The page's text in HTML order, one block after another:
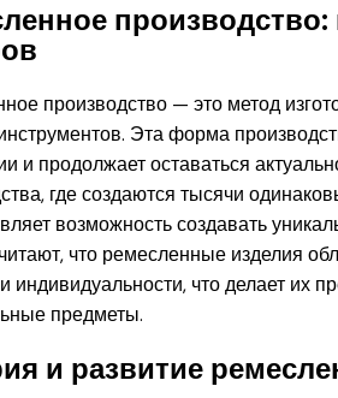
производство — это метод
Эта форма
и продолжает оставаться
где создаются тысячи
возможность создавать
что ремесленные изделия
индивидуальности, что делает их
предметы.
и развитие